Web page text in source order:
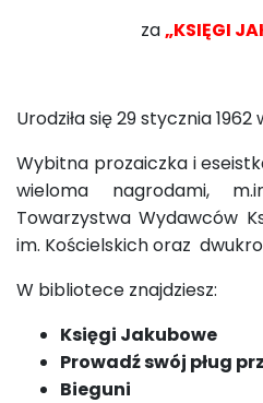
za„KSIĘGI
Urodziła się 29 stycznia 1962
Wybitna prozaiczka i
wieloma nagrodami,
Towarzystwa Wydawców
im. Kościelskich oraz
W bibliotece znajdziesz:
Księgi Jakubowe
Prowadź swój pług
Bieguni